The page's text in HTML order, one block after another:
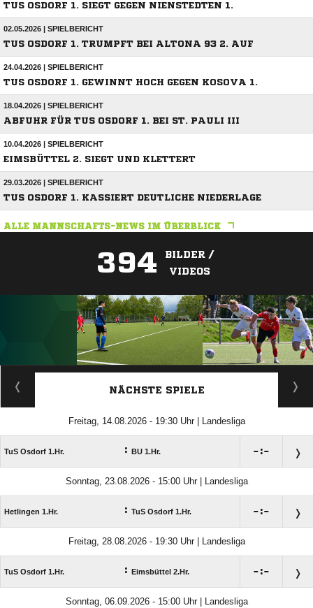
TUS OSDORF 1. SIEGT GEGEN NIENSTEDTEN 1.
02.05.2026 | SPIELBERICHT
TUS OSDORF 1. TRUMPFT BEI ALTONA 93 2. AUF
24.04.2026 | SPIELBERICHT
TUS OSDORF 1. GEWINNT HOCH GEGEN KOSOVA 1.
18.04.2026 | SPIELBERICHT
ABFUHR FÜR TUS OSDORF 1. BEI ST. PAULI III
10.04.2026 | SPIELBERICHT
EIMSBÜTTEL 2. SIEGT UND KLETTERT
29.03.2026 | SPIELBERICHT
TUS OSDORF 1. KASSIERT DEUTLICHE NIEDERLAGE
ALLE MANNSCHAFTS-NEWS IM ÜBERBLICK
394
BILDER /
VIDEOS
ANZEIGE
NÄCHSTE SPIELE
Freitag, 14.08.2026 - 19:30 Uhr | Landesliga
TuS Osdorf 1.Hr. : BU 1.Hr. :
Sonntag, 23.08.2026 - 15:00 Uhr | Landesliga
Hetlingen 1.Hr. : TuS Osdorf 1.Hr. :
Freitag, 28.08.2026 - 19:30 Uhr | Landesliga
TuS Osdorf 1.Hr. : Eimsbüttel 2.Hr. :
Sonntag, 06.09.2026 - 15:00 Uhr | Landesliga